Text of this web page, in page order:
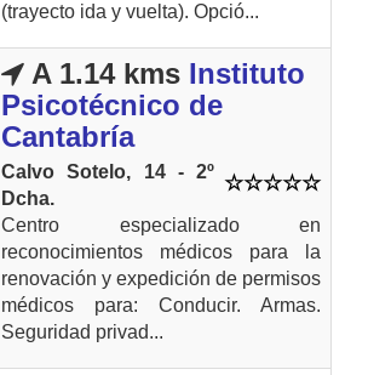
(trayecto ida y vuelta). Opció...
A 1.14 kms Instituto
Psicotécnico de
Cantabría
Calvo Sotelo, 14 - 2º
Dcha.
Centro especializado en
reconocimientos médicos para la
renovación y expedición de permisos
médicos para: Conducir. Armas.
Seguridad privad...